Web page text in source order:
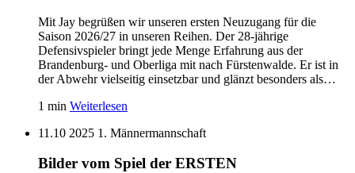
Mit Jay begrüßen wir unseren ersten Neuzugang für die
Saison 2026/27 in unseren Reihen. Der 28-jährige
Defensivspieler bringt jede Menge Erfahrung aus der
Brandenburg- und Oberliga mit nach Fürstenwalde. Er ist in
der Abwehr vielseitig einsetzbar und glänzt besonders als…
1 min Weiterlesen
11.10 2025 1. Männermannschaft
Bilder vom Spiel der ERSTEN